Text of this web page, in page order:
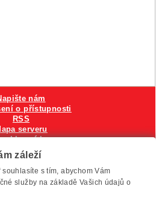
, provozuje Anawe a Špína
nám
o přístupnosti
RSS
serveru
reklamní banner
cookies
záleží
s tím, abychom Vám
služby na základě Vašich údajů o